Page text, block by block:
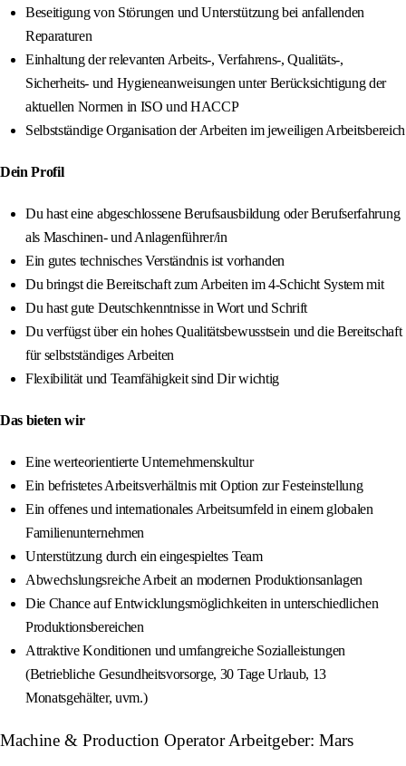
Beseitigung von Störungen und Unterstützung bei anfallenden
Reparaturen
Einhaltung der relevanten Arbeits-, Verfahrens-, Qualitäts-,
Sicherheits- und Hygieneanweisungen unter Berücksichtigung der
aktuellen Normen in ISO und HACCP
Selbstständige Organisation der Arbeiten im jeweiligen Arbeitsbereich
Dein Profil
Du hast eine abgeschlossene Berufsausbildung oder Berufserfahrung
als Maschinen- und Anlagenführer/in
Ein gutes technisches Verständnis ist vorhanden
Du bringst die Bereitschaft zum Arbeiten im 4-Schicht System mit
Du hast gute Deutschkenntnisse in Wort und Schrift
Du verfügst über ein hohes Qualitätsbewusstsein und die Bereitschaft
für selbstständiges Arbeiten
Flexibilität und Teamfähigkeit sind Dir wichtig
Das bieten wir
Eine werteorientierte Unternehmenskultur
Ein befristetes Arbeitsverhältnis mit Option zur Festeinstellung
Ein offenes und internationales Arbeitsumfeld in einem globalen
Familienunternehmen
Unterstützung durch ein eingespieltes Team
Abwechslungsreiche Arbeit an modernen Produktionsanlagen
Die Chance auf Entwicklungsmöglichkeiten in unterschiedlichen
Produktionsbereichen
Attraktive Konditionen und umfangreiche Sozialleistungen
(Betriebliche Gesundheitsvorsorge, 30 Tage Urlaub, 13
Monatsgehälter, uvm.)
Machine & Production Operator Arbeitgeber: Mars